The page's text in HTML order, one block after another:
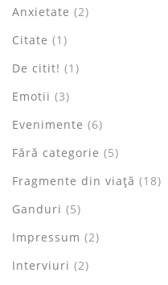
Anxietate (2)
Citate (1)
De citit! (1)
Emotii (3)
Evenimente (6)
Fără categorie (5)
Fragmente din viață (18)
Ganduri (5)
Impressum (2)
Interviuri (2)